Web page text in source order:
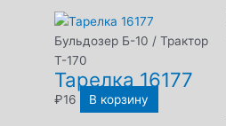
Бульдозер Б-10 / Трактор
Т-170
Тарелка 16177
₽16 В корзину